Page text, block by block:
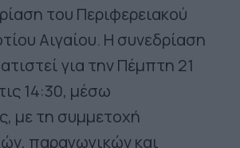
του Περιφερειακού
Αιγαίου. Η συνεδρίαση
για την Πέμπτη 21
14:30, μέσω
με τη συμμετοχή
παραγωγικών και